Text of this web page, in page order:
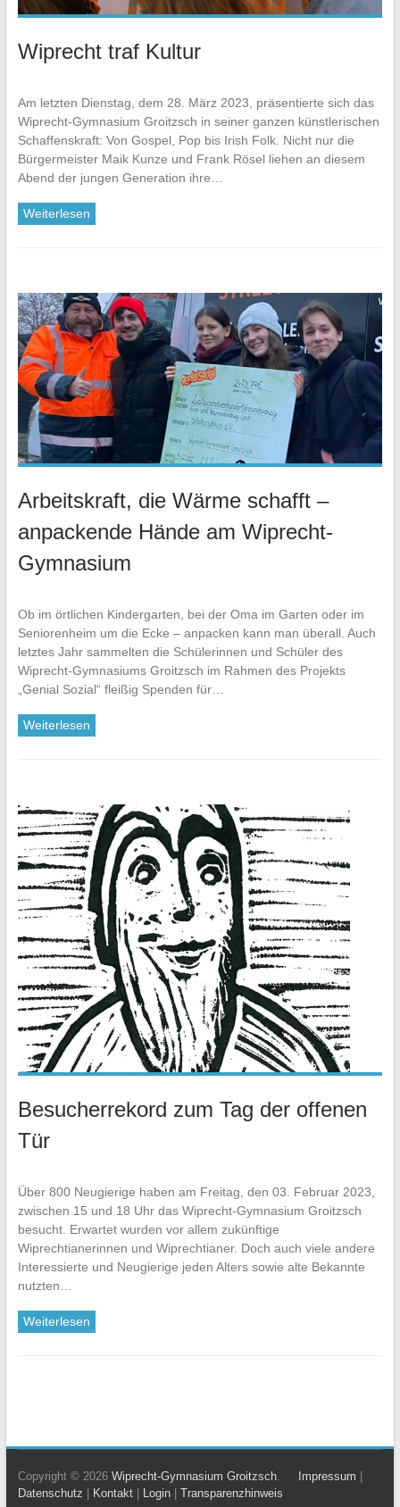
Wiprecht traf Kultur
Am letzten Dienstag, dem 28. März 2023, präsentierte sich das
Wiprecht-Gymnasium Groitzsch in seiner ganzen künstlerischen
Schaffenskraft: Von Gospel, Pop bis Irish Folk. Nicht nur die
Bürgermeister Maik Kunze und Frank Rösel liehen an diesem
Abend der jungen Generation ihre…
Weiterlesen
Arbeitskraft, die Wärme schafft –
anpackende Hände am Wiprecht-
Gymnasium
Ob im örtlichen Kindergarten, bei der Oma im Garten oder im
Seniorenheim um die Ecke – anpacken kann man überall. Auch
letztes Jahr sammelten die Schülerinnen und Schüler des
Wiprecht-Gymnasiums Groitzsch im Rahmen des Projekts
„Genial Sozial“ fleißig Spenden für…
Weiterlesen
Besucherrekord zum Tag der offenen
Tür
Über 800 Neugierige haben am Freitag, den 03. Februar 2023,
zwischen 15 und 18 Uhr das Wiprecht-Gymnasium Groitzsch
besucht. Erwartet wurden vor allem zukünftige
Wiprechtianerinnen und Wiprechtianer. Doch auch viele andere
Interessierte und Neugierige jeden Alters sowie alte Bekannte
nutzten…
Weiterlesen
Copyright © 2026 Wiprecht-Gymnasium Groitzsch. Impressum
Datenschutz
Kontakt| Login| Transparenzhinweis